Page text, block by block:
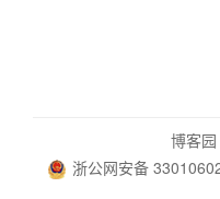
博客园
浙公网安备